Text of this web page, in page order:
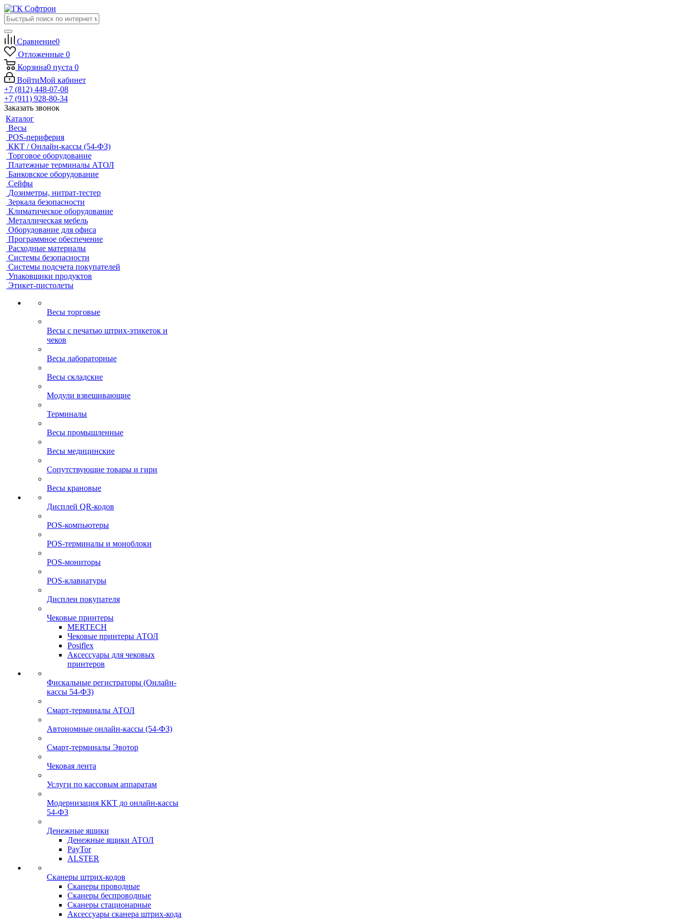
Сравнение0
Отложенные 0
Корзина0 пуста 0
ВойтиМой кабинет
+7 (812) 448-07-08
+7 (911) 928-80-34
Заказать звонок
Каталог
Весы
POS-периферия
ККТ / Онлайн-кассы (54-ФЗ)
Торговое оборудование
Платежные терминалы АТОЛ
Банковское оборудование
Сейфы
Дозиметры, нитрат-тестер
Зеркала безопасности
Климатическое оборудование
Металлическая мебель
Оборудование для офиса
Программное обеспечение
Расходные материалы
Системы безопасности
Системы подсчета покупателей
Упаковщики продуктов
Этикет-пистолеты
Весы торговые
Весы с печатью штрих-этикеток и
чеков
Весы лабораторные
Весы складские
Модули взвешивающие
Терминалы
Весы промышленные
Весы медицинские
Сопутствующие товары и гири
Весы крановые
Дисплей QR-кодов
POS-компьютеры
POS-терминалы и моноблоки
POS-мониторы
POS-клавиатуры
Дисплеи покупателя
Чековые принтеры
MERTECH
Чековые принтеры АТОЛ
Posiflex
Аксессуары для чековых
принтеров
Фискальные регистраторы (Онлайн-
кассы 54-ФЗ)
Смарт-терминалы АТОЛ
Автономные онлайн-кассы (54-ФЗ)
Смарт-терминалы Эвотор
Чековая лента
Услуги по кассовым аппаратам
Модернизация ККТ до онлайн-кассы
54-ФЗ
Денежные ящики
Денежные ящики АТОЛ
PayTor
ALSTER
Сканеры штрих-кодов
Сканеры проводные
Сканеры беспроводные
Сканеры стационарные
Аксессуары сканера штрих-кода